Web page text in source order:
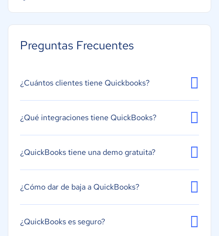
Facturación
Gestión de impuestos
Seguimiento de gastos
Preguntas Frecuentes
¿Cuántos clientes tiene Quickbooks?
¿Qué integraciones tiene QuickBooks?
¿QuickBooks tiene una demo gratuita?
¿Cómo dar de baja a QuickBooks?
¿QuickBooks es seguro?